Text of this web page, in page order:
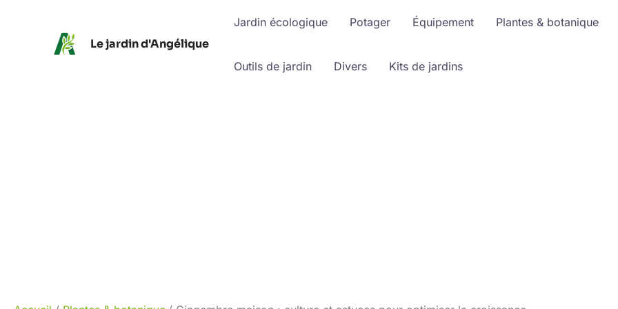
Le jardin d'Angélique
Jardin écologique Potager Équipement Plantes & botanique
Outils de jardin Divers Kits de jardins